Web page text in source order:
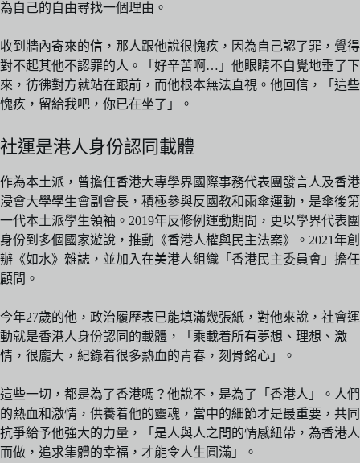
為自己的自由尋找一個理由。
收到牆內寄來的信，那人跟他說很愧疚，因為自己認了罪，覺得
對不起其他不認罪的人。「好辛苦啊…」他眼睛不自覺地垂了下
來，彷彿對方就站在跟前，而他根本無法直視。他回信，「這些
愧疚，留給我吧，你已在坐了」。
社運是港人身份認同載體
作為本土派，曾擔任香港大專學界國際事務代表團發言人及香港
浸會大學學生會副會長，積極參與反國教和雨傘運動，是傘後第
一代本土派學生領袖。2019年反修例運動期間，更以學界代表團
身份到多個國家遊說，推動《香港人權與民主法案》。2021年創
辦《如水》雜誌，並加入在美港人組織「香港民主委員會」擔任
顧問。
今年27歲的他，政治履歷表已能填滿幾張紙，對他來說，社會運
動就是香港人身份認同的載體，「乘載着所有夢想、理想、激
情，很龐大，紀錄着很多熱血的青春，刻骨銘心」。
這些一切，都是為了香港嗎？他說不，是為了「香港人」。人們
的熱血和激情，供養着他的靈魂，當中的細節才是最重要，共同
抗爭給予他強大的力量，「是人與人之間的情感紐帶，為香港人
而做，追求集體的幸福，才能令人生圓滿」。